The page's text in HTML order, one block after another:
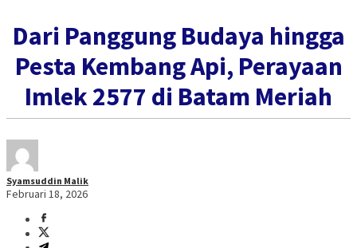
Dari Panggung Budaya hingga
Pesta Kembang Api, Perayaan
Imlek 2577 di Batam Meriah
Syamsuddin Malik
Februari 18, 2026